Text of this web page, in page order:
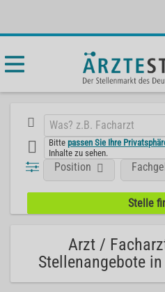
Bittepassen Sie Ihre
Inhalte zu sehen.
Position
Arzt /
Stellenangebote